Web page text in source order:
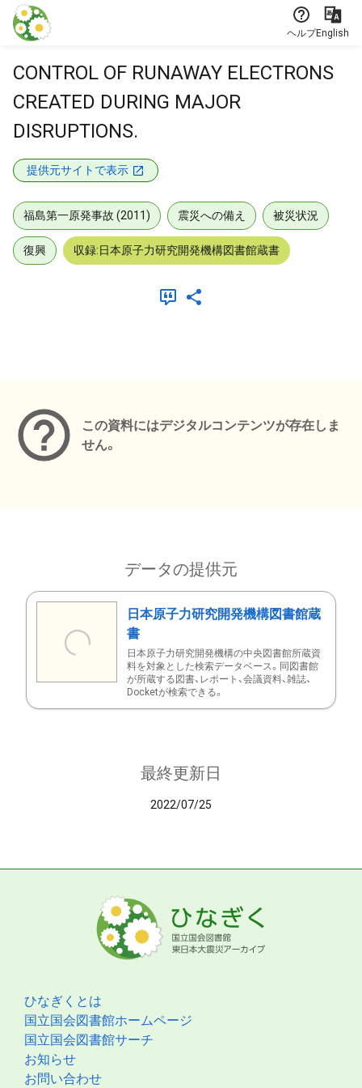
本文に飛ぶ
ヘルプEnglish
CONTROL OF RUNAWAY ELECTRONS
CREATED DURING MAJOR
DISRUPTIONS.
提供元サイトで表示
福島第一原発事故 (2011) 震災への備え 被災状況
復興 収録:日本原子力研究開発機構図書館蔵書
この資料にはデジタルコンテンツが存在しま
せん。
データの提供元
日本原子力研究開発機構図書館蔵
書
日本原子力研究開発機構の中央図書館所蔵資
料を対象とした検索データベース。同図書館
が所蔵する図書、レポート、会議資料、雑誌、
Docketが検索できる。
最終更新日
2022/07/25
ひなぎくとは
国立国会図書館ホームページ
国立国会図書館サーチ
お知らせ
お問い合わせ